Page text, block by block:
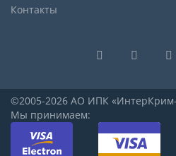
Контакты
©2005-2026 АО ИПК
Мы принимаем: